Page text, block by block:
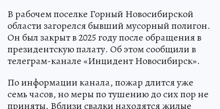
В рабочем поселке Горный Новосибирской
области загорелся бывший мусорный полигон.
Он был закрыт в 2025 году после обращения в
президентскую палату. Об этом сообщили в
телеграм-канале «Инцидент Новосибирск».
По информации канала, пожар длится уже
семь часов, но меры по тушению до сих пор не
приняты. Вблизи свалки находятся жилые